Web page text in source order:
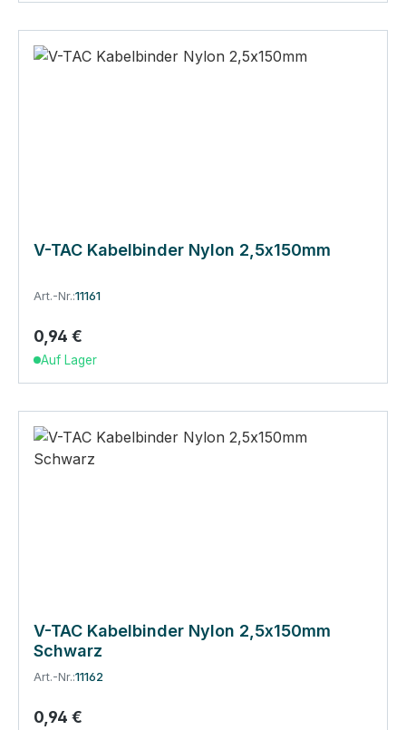
V-TAC Kabelbinder Nylon 2,5x150mm
Art.-Nr.:11161
Regulärer Preis:
0,94 €
Auf Lager
V-TAC Kabelbinder Nylon 2,5x150mm
Schwarz
Art.-Nr.:11162
Regulärer Preis:
0,94 €